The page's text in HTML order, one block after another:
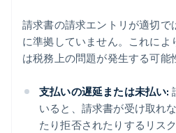
請求書の請求エントリが適切で
に準拠していません。これによ
は税務上の問題が発生する可能
支払いの遅延または未払い:
いると、請求書が受け取れ
たり拒否されたりするリス